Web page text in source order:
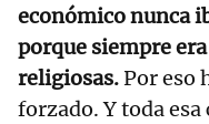
económico nunca
porque siempre
religiosas.Por eso
forzado. Y toda